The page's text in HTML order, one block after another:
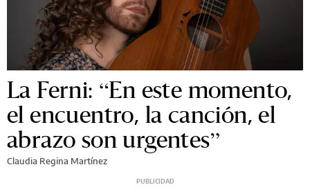
La Ferni: “En este momento,
el encuentro, la canción, el
abrazo son urgentes”
Claudia Regina Martínez